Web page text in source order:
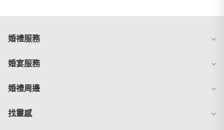
婚禮服務
婚宴服務
婚禮周邊
找靈感